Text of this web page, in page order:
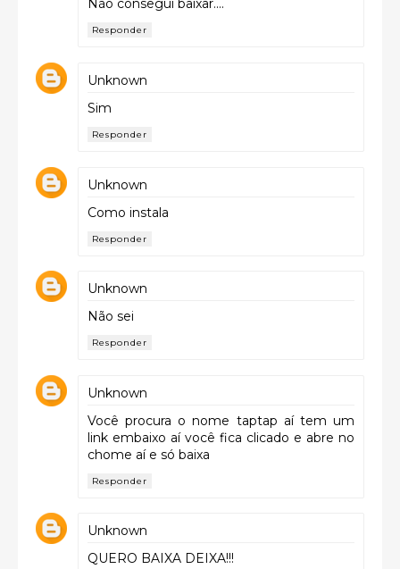
Não consegui baixar....
Responder
Unknown
Sim
Responder
Unknown
Como instala
Responder
Unknown
Não sei
Responder
Unknown
Você procura o nome taptap aí tem um
link embaixo aí você fica clicado e abre no
chome aí e só baixa
Responder
Unknown
QUERO BAIXA DEIXA!!!